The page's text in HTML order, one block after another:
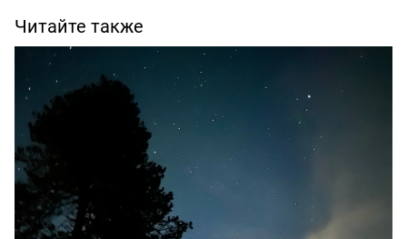
Читайте также